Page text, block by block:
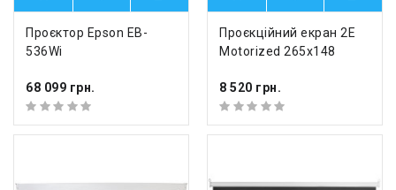
Проєктор Epson EB-
536Wi
68 099 грн.
Проєкційний екран 2E
Motorized 265x148
8 520 грн.